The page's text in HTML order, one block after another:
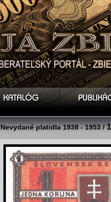
Nevydané platidla 1938 - 1953 /